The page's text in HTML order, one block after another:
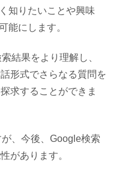
知りたいことや興味
能にします。
結果をより理解し、
形式でさらなる質問を
求することができま
、今後、Google検索
があります。